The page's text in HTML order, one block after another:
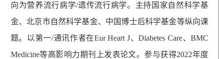
向为营养流行病学/遗传流行病学。主持国家自然科学基
金、北京市自然科学基金、中国博士后科学基金等纵向课
题。以第一/通讯作者在Eur Heart J、Diabetes Care、BMC
Medicine等高影响力期刊上发表论文。参与获得2022年度